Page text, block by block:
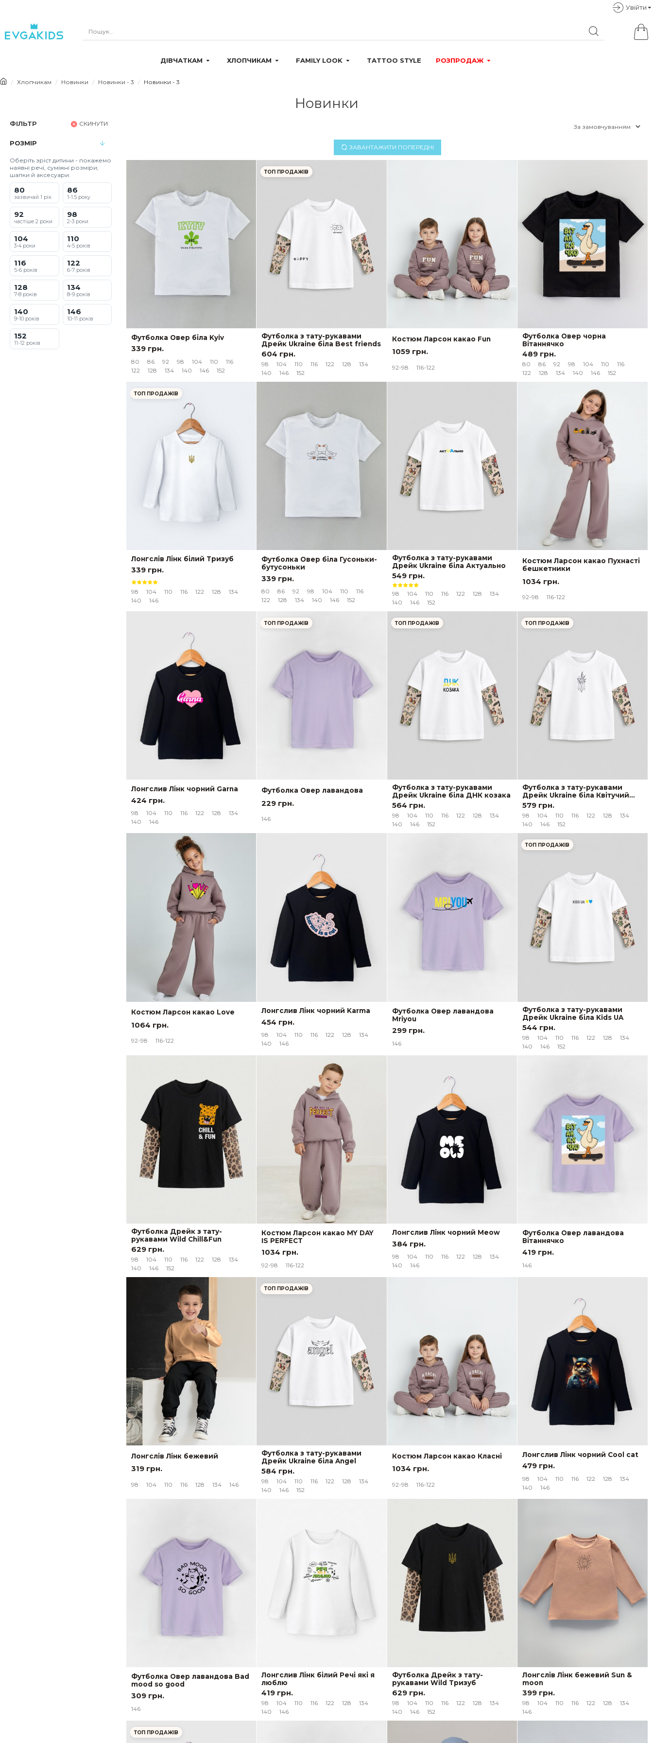
Увiйти
ДІВЧАТКАМ ХЛОПЧИКАМ FAMILY LOOK TATTOO STYLE РОЗПРОДАЖ
Хлопчикам Новинки Новинки - 3 Новинки - 3
Новинки
ФІЛЬТР СКИНУТИ
РОЗМІР
Оберіть зріст дитини - покажемо
наявні речі, суміжні розміри,
шапки й аксесуари.
80
зазвичай 1 рік
86
1-1.5 року
92
частіше 2 роки
98
2-3 роки
104
3-4 роки
110
4-5 років
116
5-6 років
122
6-7 років
128
7-8 років
134
8-9 років
140
9-10 років
146
10-11 років
152
11-12 років
ЗАВАНТАЖИТИ ПОПЕРЕДНI
Футболка Овер біла Kyiv
339 грн.
80 86 92 98 104 110
116
122
128 134 140 146 152
ТОП ПРОДАЖІВ
Футболка з тату-рукавами
Дрейк Ukraine біла Best friends
604 грн.
98 104 110 116 122 128
134
140
146 152
Костюм Ларсон какао Fun
1059 грн.
92-98 116-122
Футболка Овер чорна
Вітаннячко
489 грн.
80 86 92 98 104 110
116
122
128 134 140 146 152
ТОП ПРОДАЖІВ
Лонгслів Лінк білий Тризуб
339 грн.
98 104 110 116 122 128
134
140
146
Футболка Овер біла Гусоньки-
бутусоньки
339 грн.
80 86 92 98 104 110
116
122
128 134 140 146 152
Футболка з тату-рукавами
Дрейк Ukraine біла Актуально
549 грн.
98 104 110 116 122 128
134
140
146 152
Костюм Ларсон какао Пухнасті
бешкетники
1034 грн.
92-98 116-122
Лонгслив Лінк чорний Garna
424 грн.
98 104 110 116 122 128
134
140
146
ТОП ПРОДАЖІВ
Футболка Овер лавандова
229 грн.
146
ТОП ПРОДАЖІВ
Футболка з тату-рукавами
Дрейк Ukraine біла ДНК козака
564 грн.
98 104 110 116 122 128
134
140
146 152
ТОП ПРОДАЖІВ
Футболка з тату-рукавами
Дрейк Ukraine біла Квітучий
тризуб
579 грн.
98 104 110 116 122 128
134
140
146 152
Костюм Ларсон какао Love
1064 грн.
92-98 116-122
Лонгслив Лінк чорний Karma
454 грн.
98 104 110 116 122 128
134
140
146
Футболка Овер лавандова
Mriyou
299 грн.
146
ТОП ПРОДАЖІВ
Футболка з тату-рукавами
Дрейк Ukraine біла Kids UA
544 грн.
98 104 110 116 122 128
134
140
146 152
Футболка Дрейк з тату-
рукавами Wild Chill&Fun
629 грн.
98 104 110 116 122 128
134
140
146 152
Костюм Ларсон какао MY DAY
IS PERFECT
1034 грн.
92-98 116-122
Лонгслив Лінк чорний Meow
384 грн.
98 104 110 116 122 128
134
140
146
Футболка Овер лавандова
Вітаннячко
419 грн.
146
Лонгслів Лінк бежевий
319 грн.
98 104 110 116 128 134 146
ТОП ПРОДАЖІВ
Футболка з тату-рукавами
Дрейк Ukraine біла Angel
584 грн.
98 104 110 116 122 128
134
140
146 152
Костюм Ларсон какао Класні
1034 грн.
92-98 116-122
Лонгслив Лінк чорний Cool cat
479 грн.
98 104 110 116 122 128
134
140
146
Футболка Овер лавандова Bad
mood so good
309 грн.
146
Лонгслив Лінк білий Речі які я
люблю
419 грн.
98 104 110 116 122 128
134
140
146
Футболка Дрейк з тату-
рукавами Wild Тризуб
629 грн.
98 104 110 116 122 128
134
140
146 152
Лонгслів Лінк бежевий Sun &
moon
399 грн.
98 104 110 116 122 128
134
146
ТОП ПРОДАЖІВ